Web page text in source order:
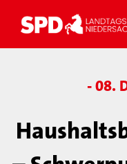
- 08.